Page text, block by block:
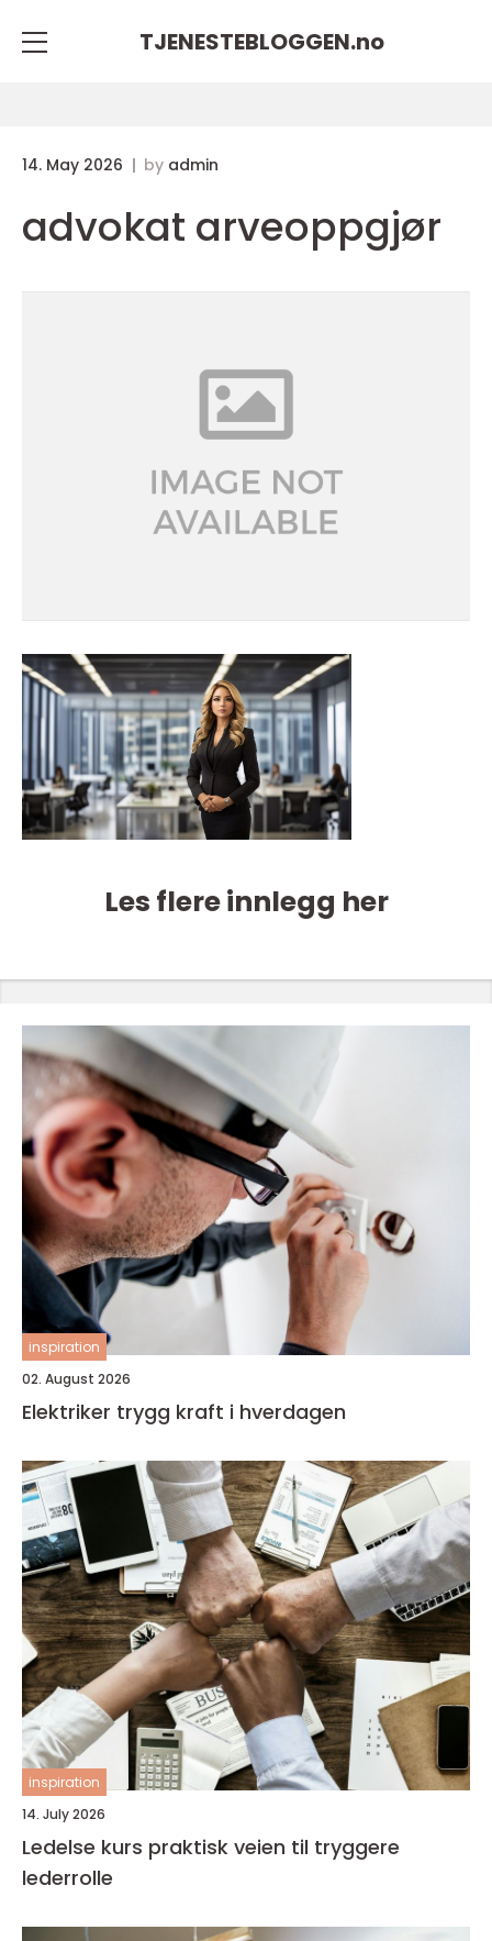
TJENESTEBLOGGEN.no
14. May 2026 by admin
advokat arveoppgjør
Les flere innlegg her
inspiration
02. August 2026
Elektriker trygg kraft i hverdagen
inspiration
14. July 2026
Ledelse kurs praktisk veien til tryggere
lederrolle